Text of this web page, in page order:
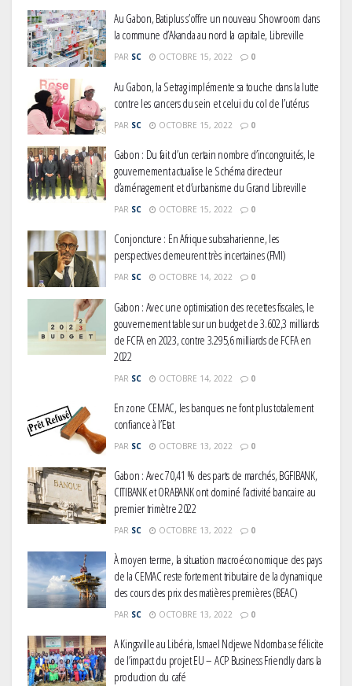
Au Gabon, Batiplus s’offre un nouveau Showroom dans
la commune d’Akanda au nord la capitale, Libreville
PAR SC OCTOBRE 15, 2022 0
Au Gabon, la Setrag implémente sa touche dans la lutte
contre les cancers du sein et celui du col de l’utérus
PAR SC OCTOBRE 15, 2022 0
Gabon : Du fait d’un certain nombre d’incongruités, le
gouvernement actualise le Schéma directeur
d’aménagement et d’urbanisme du Grand Libreville
PAR SC OCTOBRE 15, 2022 0
Conjoncture : En Afrique subsaharienne, les
perspectives demeurent très incertaines (FMI)
PAR SC OCTOBRE 14, 2022 0
Gabon : Avec une optimisation des recettes fiscales, le
gouvernement table sur un budget de 3.602,3 milliards
de FCFA en 2023, contre 3.295,6 milliards de FCFA en
2022
PAR SC OCTOBRE 14, 2022 0
En zone CEMAC, les banques ne font plus totalement
confiance à l’Etat
PAR SC OCTOBRE 13, 2022 0
Gabon : Avec 70,41 % des parts de marchés, BGFIBANK,
CITIBANK et ORABANK ont dominé l’activité bancaire au
premier trimètre 2022
PAR SC OCTOBRE 13, 2022 0
À moyen terme, la situation macroéconomique des pays
de la CEMAC reste fortement tributaire de la dynamique
des cours des prix des matières premières (BEAC)
PAR SC OCTOBRE 13, 2022 0
A Kingsville au Libéria, Ismael Ndjewe Ndomba se félicite
de l’impact du projet EU – ACP Business Friendly dans la
production du café